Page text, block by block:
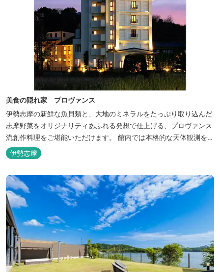
美食の隠れ家 プロヴァンス
伊勢志摩の新鮮な魚貝類と、大地のミネラルをたっぷり取り込んだ
志摩野菜をオリジナリティあふれる発想で仕上げる、プロヴァンス
流創作料理をご堪能いただけます。 館内では本格的な天体観測を日
数限定で開催。伊勢志摩の美しい星空を星空コンシェルジュがご案
内いたします。
伊勢志摩